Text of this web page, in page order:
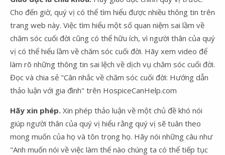
Cho đến giờ, quý vị có thể tìm hiểu được nhiều thông tin trên
trang web này. Việc tìm hiểu một số quan niệm sai lầm về
chăm sóc cuối đời cũng có thể hữu ích, vì người thân của quý
vị có thể hiểu lầm về chăm sóc cuối đời. Hãy xem video để
làm rõ những thông tin sai lệch về dịch vụ chăm sóc cuối đời.
Đọc và chia sẻ "Cân nhắc về chăm sóc cuối đời: Hướng dẫn
thảo luận với gia đình" trên HospiceCanHelp.com
Hãy xin phép. Xin phép thảo luận về một chủ đề khó nói
giúp người thân của quý vị hiểu rằng quý vị sẽ tuân theo
mong muốn của họ và tôn trọng họ. Hãy nói những câu như
"Anh muốn nói về việc làm thế nào chúng ta có thể tiếp tục